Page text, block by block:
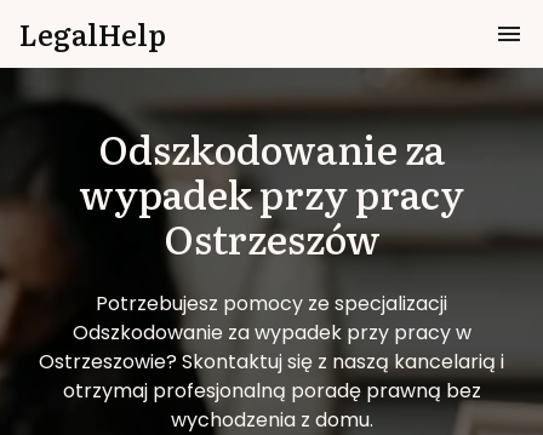
LegalHelp
Odszkodowanie za
wypadek przy pracy
Ostrzeszów
Potrzebujesz pomocy ze specjalizacji
Odszkodowanie za wypadek przy pracy w
Ostrzeszowie?Skontaktuj się z naszą kancelarią i
otrzymaj profesjonalną poradę prawną bez
wychodzenia z domu.